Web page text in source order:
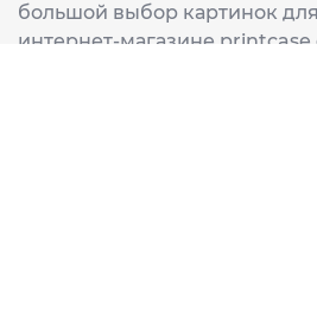
большой выбор картинок
интернет-магазине